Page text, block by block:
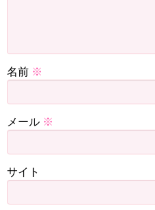
名前 ※
メール ※
サイト